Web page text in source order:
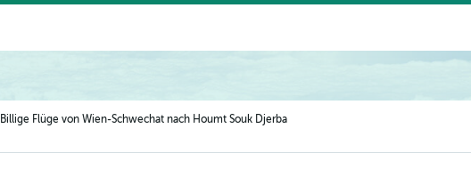
Billige Flüge von Wien-Schwechat nach Houmt Souk Djerba